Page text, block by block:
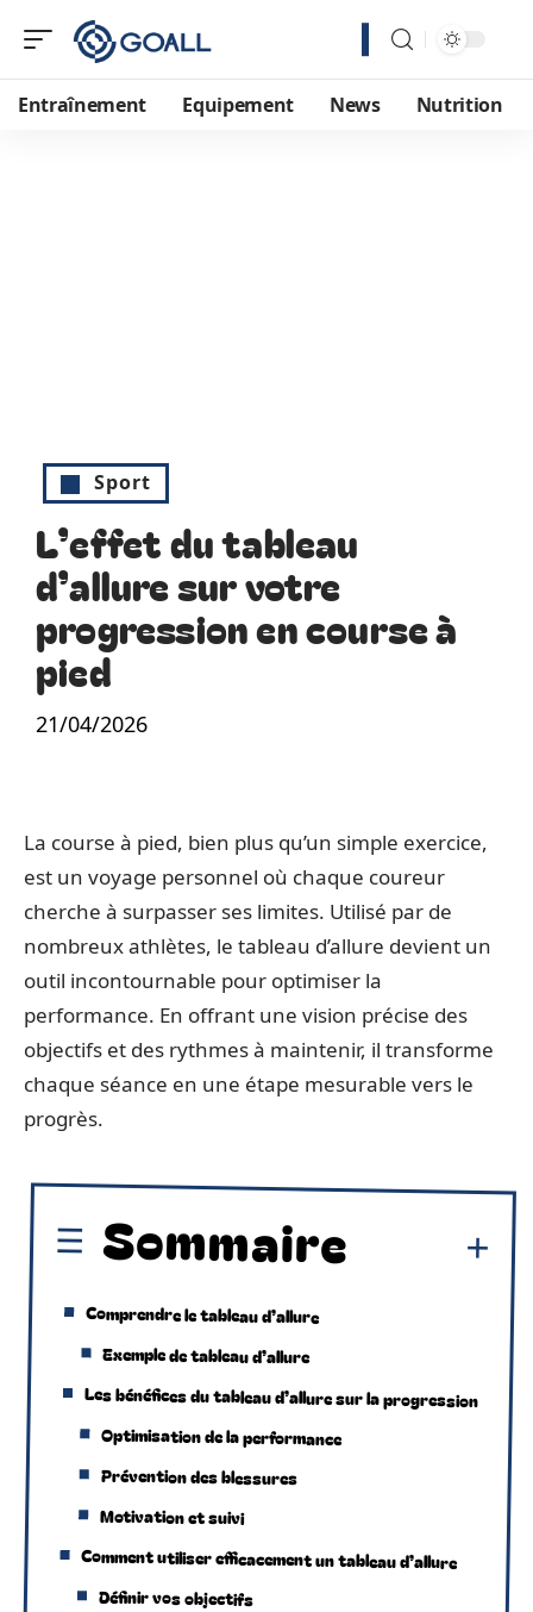
Entraînement Equipement News Nutrition
Sport
L’effet du tableau
d’allure sur votre
progression en course à
pied
21/04/2026
La course à pied, bien plus qu’un simple exercice,
est un voyage personnel où chaque coureur
cherche à surpasser ses limites. Utilisé par de
nombreux athlètes, le tableau d’allure devient un
outil incontournable pour optimiser la
performance. En offrant une vision précise des
objectifs et des rythmes à maintenir, il transforme
chaque séance en une étape mesurable vers le
progrès.
Sommaire
Comprendre le tableau d’allure
Exemple de tableau d’allure
Les bénéfices du tableau d’allure sur la progression
Optimisation de la performance
Prévention des blessures
Motivation et suivi
Comment utiliser efficacement un tableau d’allure
Définir vos objectifs